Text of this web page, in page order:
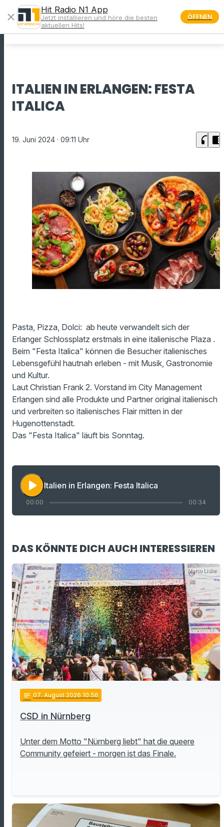
menu
ITALIEN IN ERLANGEN: FESTA
ITALICA
19. Juni 2024 · 09:11 Uhr headphones chrome_reader_mode
Pasta, Pizza, Dolci: ab heute verwandelt sich der
Erlanger Schlossplatz erstmals in eine italienische Plaza .
Beim "Festa Italica" können die Besucher italienisches
Lebensgefühl hautnah erleben - mit Musik, Gastronomie
und Kultur.
Laut Christian Frank 2. Vorstand im City Management
Erlangen sind alle Produkte und Partner original italienisch
und verbreiten so italienisches Flair mitten in der
Hugenottenstadt.
Das "Festa Italica" läuft bis Sonntag.
play_arrow Italien in Erlangen: Festa Italica
00:00 00:34
DAS KÖNNTE DICH AUCH INTERESSIEREN
Marco Liske
notes 07. August 2026 10:56
CSD in Nürnberg
Unter dem Motto "Nürnberg liebt" hat die queere
Community gefeiert - morgen ist das Finale.
close
Hit Radio N1 App
Jetzt installieren und höre die besten
aktuellen Hits!
ÖFFNEN